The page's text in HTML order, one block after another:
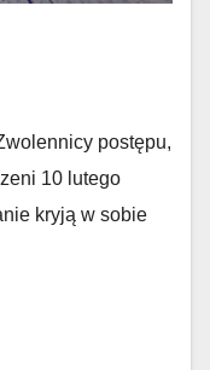
postępu,
10 lutego
kryją w sobie